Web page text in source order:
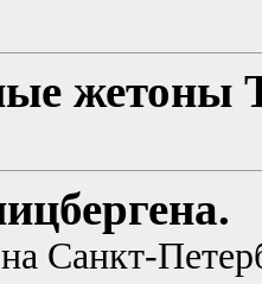
жетоны
Санкт-